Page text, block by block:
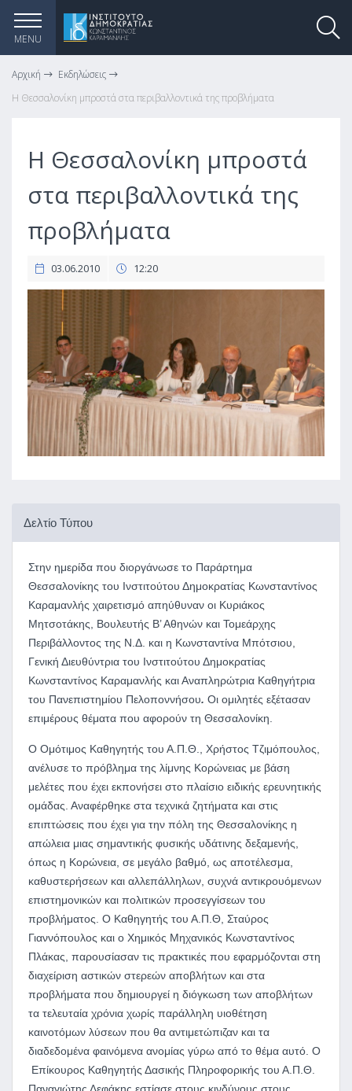
MENU
Αρχική
Εκδηλώσεις
Η Θεσσαλονίκη μπροστά στα περιβαλλοντικά της προβλήματα
Η Θεσσαλονίκη μπροστά
στα περιβαλλοντικά της
προβλήματα
03.06.2010 12:20
Δελτίο Τύπου
Στην ημερίδα που διοργάνωσε το Παράρτημα
Θεσσαλονίκης του Ινστιτούτου Δημοκρατίας Κωνσταντίνος
Καραμανλής χαιρετισμό απηύθυναν οι Κυριάκος
Μητσοτάκης, Βουλευτής Β’ Αθηνών και Τομεάρχης
Περιβάλλοντος της Ν.Δ. και η Κωνσταντίνα Μπότσιου,
Γενική Διευθύντρια του Ινστιτούτου Δημοκρατίας
Κωνσταντίνος Καραμανλής και Αναπληρώτρια Καθηγήτρια
του Πανεπιστημίου Πελοποννήσου. Οι ομιλητές εξέτασαν
επιμέρους θέματα που αφορούν τη Θεσσαλονίκη.
Ο Ομότιμος Καθηγητής του Α.Π.Θ., Χρήστος Τζιμόπουλος,
ανέλυσε το πρόβλημα της λίμνης Κορώνειας με βάση
μελέτες που έχει εκπονήσει στο πλαίσιο ειδικής ερευνητικής
ομάδας. Αναφέρθηκε στα τεχνικά ζητήματα και στις
επιπτώσεις που έχει για την πόλη της Θεσσαλονίκης η
απώλεια μιας σημαντικής φυσικής υδάτινης δεξαμενής,
όπως η Κορώνεια, σε μεγάλο βαθμό, ως αποτέλεσμα,
καθυστερήσεων και αλλεπάλληλων, συχνά αντικρουόμενων
επιστημονικών και πολιτικών προσεγγίσεων του
προβλήματος. Ο Καθηγητής του Α.Π.Θ, Σταύρος
Γιαννόπουλος και ο Χημικός Μηχανικός Κωνσταντίνος
Πλάκας, παρουσίασαν τις πρακτικές που εφαρμόζονται στη
διαχείριση αστικών στερεών αποβλήτων και στα
προβλήματα που δημιουργεί η διόγκωση των αποβλήτων
τα τελευταία χρόνια χωρίς παράλληλη υιοθέτηση
καινοτόμων λύσεων που θα αντιμετώπιζαν και τα
διαδεδομένα φαινόμενα ανομίας γύρω από το θέμα αυτό. Ο
Επίκουρος Καθηγητής Δασικής Πληροφορικής του Α.Π.Θ.